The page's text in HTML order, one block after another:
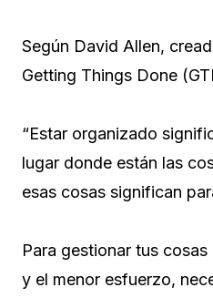
Según David Allen,
Getting Things Done
“Estar organizado
lugar donde están las
esas cosas significan
Para gestionar tus
y el menor esfuerzo,